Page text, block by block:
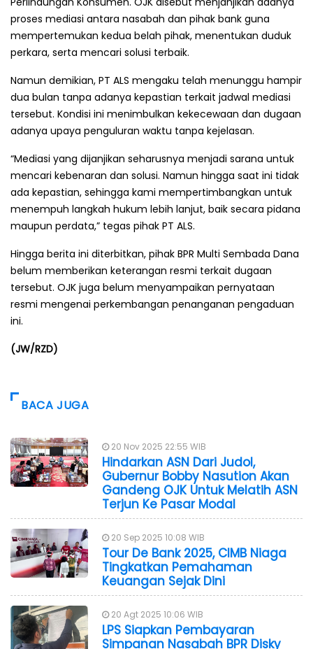
proses mediasi antara nasabah dan pihak bank guna
mempertemukan kedua belah pihak, menentukan duduk
perkara, serta mencari solusi terbaik.
Namun demikian, PT ALS mengaku telah menunggu hampir
dua bulan tanpa adanya kepastian terkait jadwal mediasi
tersebut. Kondisi ini menimbulkan kekecewaan dan dugaan
adanya upaya penguluran waktu tanpa kejelasan.
“Mediasi yang dijanjikan seharusnya menjadi sarana untuk
mencari kebenaran dan solusi. Namun hingga saat ini tidak
ada kepastian, sehingga kami mempertimbangkan untuk
menempuh langkah hukum lebih lanjut, baik secara pidana
maupun perdata,” tegas pihak PT ALS.
Hingga berita ini diterbitkan, pihak BPR Multi Sembada Dana
belum memberikan keterangan resmi terkait dugaan
tersebut. OJK juga belum menyampaikan pernyataan
resmi mengenai perkembangan penanganan pengaduan
ini.
(JW/RZD)
BACA JUGA
20 Nov 2025 22:55 WIB
Hindarkan ASN Dari Judol,
Gubernur Bobby Nasution Akan
Gandeng OJK Untuk Melatih ASN
Terjun Ke Pasar Modal
20 Sep 2025 10:08 WIB
Tour De Bank 2025, CIMB Niaga
Tingkatkan Pemahaman
Keuangan Sejak Dini
20 Agt 2025 10:06 WIB
LPS Siapkan Pembayaran
Simpanan Nasabah BPR Disky